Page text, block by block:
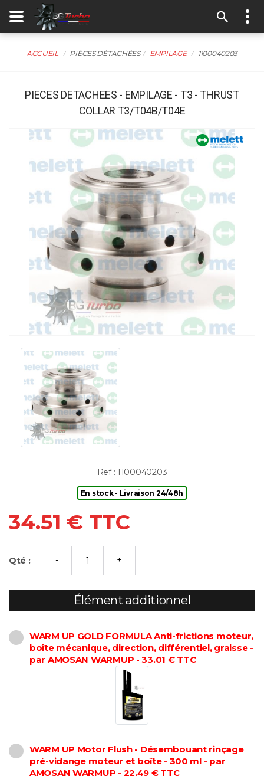
ACCUEIL PIÈCES DÉTACHÉES EMPILAGE 1100040203
PIECES DETACHEES - EMPILAGE - T3 - THRUST
COLLAR T3/T04B/T04E
Ref : 1100040203
En stock - Livraison 24/48h
34.51 € TTC
Qté :
Élément additionnel
WARM UP GOLD FORMULA Anti-frictions moteur,
boîte mécanique, direction, différentiel, graisse -
par AMOSAN WARMUP - 33.01 € TTC
WARM UP Motor Flush - Désembouant rinçage
pré-vidange moteur et boîte - 300 ml - par
AMOSAN WARMUP - 22.49 € TTC